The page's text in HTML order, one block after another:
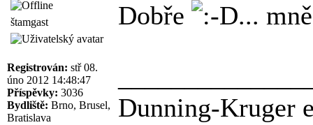
štamgast
Registrován: stř 08.
úno 2012 14:48:47
Příspěvky: 3036
Bydliště: Brno, Brusel,
Bratislava
Dobře ...
Dunning-Kruger